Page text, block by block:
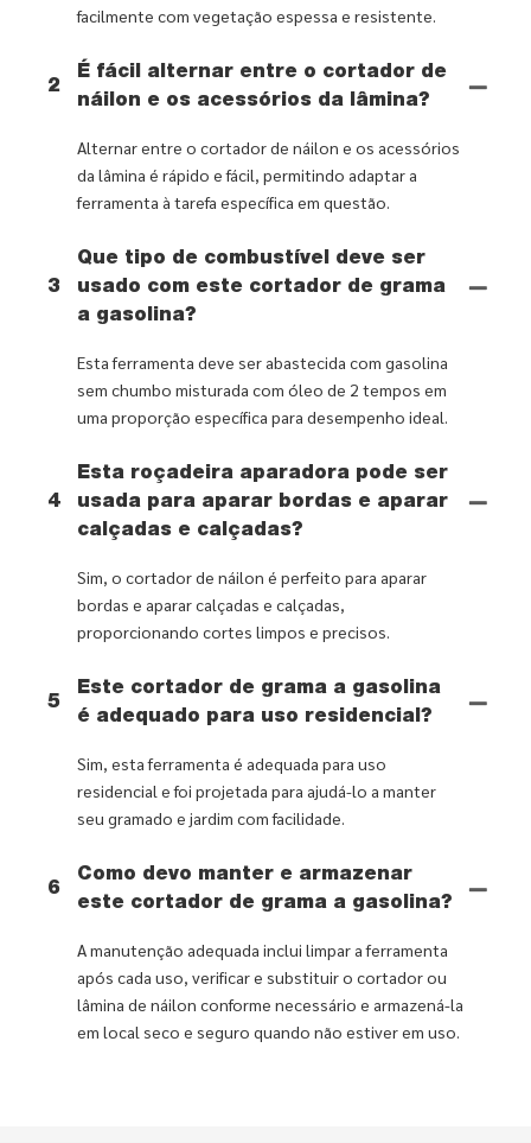
facilmente com vegetação espessa e resistente.
2
É fácil alternar entre o cortador de
náilon e os acessórios da lâmina?
Alternar entre o cortador de náilon e os acessórios
da lâmina é rápido e fácil, permitindo adaptar a
ferramenta à tarefa específica em questão.
3
Que tipo de combustível deve ser
usado com este cortador de grama
a gasolina?
Esta ferramenta deve ser abastecida com gasolina
sem chumbo misturada com óleo de 2 tempos em
uma proporção específica para desempenho ideal.
4
Esta roçadeira aparadora pode ser
usada para aparar bordas e aparar
calçadas e calçadas?
Sim, o cortador de náilon é perfeito para aparar
bordas e aparar calçadas e calçadas,
proporcionando cortes limpos e precisos.
5
Este cortador de grama a gasolina
é adequado para uso residencial?
Sim, esta ferramenta é adequada para uso
residencial e foi projetada para ajudá-lo a manter
seu gramado e jardim com facilidade.
6
Como devo manter e armazenar
este cortador de grama a gasolina?
A manutenção adequada inclui limpar a ferramenta
após cada uso, verificar e substituir o cortador ou
lâmina de náilon conforme necessário e armazená-la
em local seco e seguro quando não estiver em uso.